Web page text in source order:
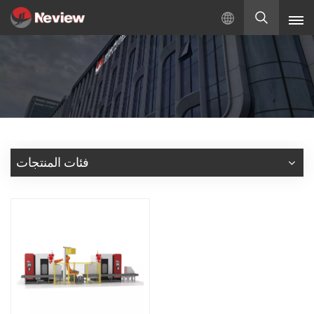
بالعربية
Русский
Español
فئات المنتجات